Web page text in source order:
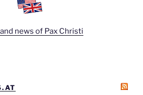
news of Pax Christi